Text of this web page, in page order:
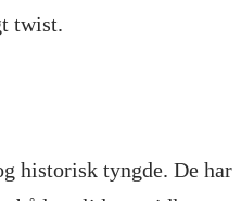
twist.
historisk tyngde. De har